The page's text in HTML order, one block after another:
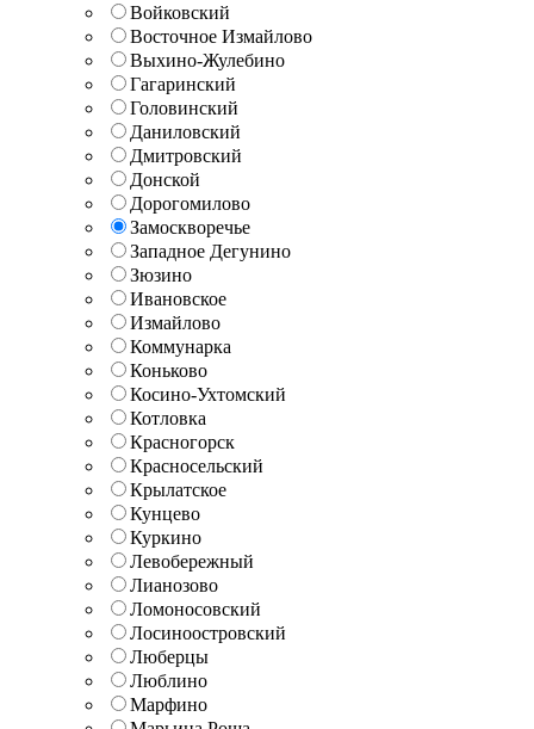
Войковский
Восточное Измайлово
Выхино-Жулебино
Гагаринский
Головинский
Даниловский
Дмитровский
Донской
Дорогомилово
Замоскворечье
Западное Дегунино
Зюзино
Ивановское
Измайлово
Коммунарка
Коньково
Косино-Ухтомский
Котловка
Красногорск
Красносельский
Крылатское
Кунцево
Куркино
Левобережный
Лианозово
Ломоносовский
Лосиноостровский
Люберцы
Люблино
Марфино